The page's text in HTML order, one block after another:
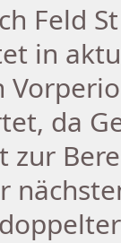
Feld
in
da
zur